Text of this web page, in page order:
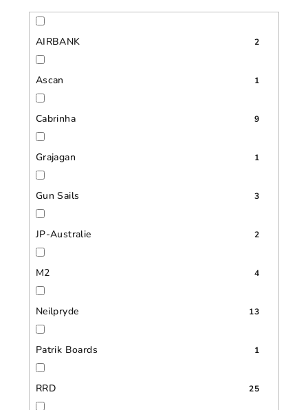
AIRBANK 2
Ascan 1
Cabrinha 9
Grajagan 1
Gun Sails 3
JP-Australie 2
M2 4
Neilpryde 13
Patrik Boards 1
RRD 25